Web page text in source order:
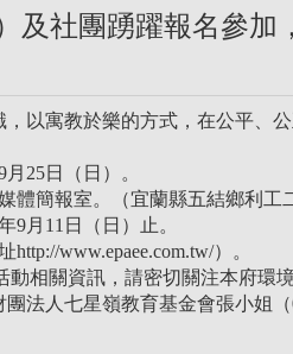
社團踴躍報名參加
以寓教於樂的方式，在公平、
25日（日）。
簡報室。（宜蘭縣五結鄉利工
9月11日（日）止。
www.epaee.com.tw/）。
相關資訊，請密切關注本府環
法人七星嶺教育基金會張小姐（